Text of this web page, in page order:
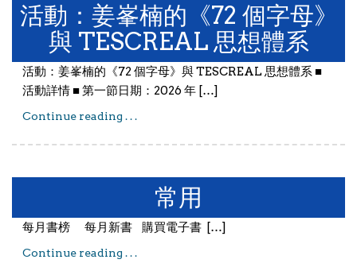
活動：姜峯楠的《72 個字母》
與 TESCREAL 思想體系
活動：姜峯楠的《72 個字母》與 TESCREAL 思想體系 ​■
活動詳情 ■ ​第一節日期：2026 年 […]
Continue reading . . .活動：姜峯楠的《72 個字母》與
常用
每月書榜 每月新書 購買電子書 […]
Continue reading . . .常用